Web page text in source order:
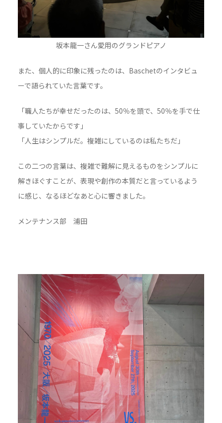
坂本龍一さん愛用のグランドピアノ
また、個人的に印象に残ったのは、Baschetのインタビュ
ーで語られていた言葉です。
「職人たちが幸せだったのは、50％を頭で、50％を手で仕
事していたからです」
「人生はシンプルだ。複雑にしているのは私たちだ」
この二つの言葉は、複雑で難解に見えるものをシンプルに
解きほぐすことが、表現や創作の本質だと言っているよう
に感じ、なるほどなあと心に響きました。
メンテナンス部 浦田